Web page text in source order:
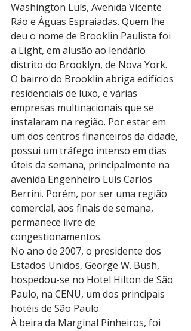
Washington Luís, Avenida Vicente
Ráo e Águas Espraiadas. Quem lhe
deu o nome de Brooklin Paulista foi
a Light, em alusão ao lendário
distrito do Brooklyn, de Nova York.
O bairro do Brooklin abriga edifícios
residenciais de luxo, e várias
empresas multinacionais que se
instalaram na região. Por estar em
um dos centros financeiros da cidade,
possui um tráfego intenso em dias
úteis da semana, principalmente na
avenida Engenheiro Luís Carlos
Berrini. Porém, por ser uma região
comercial, aos finais de semana,
permanece livre de
congestionamentos.
No ano de 2007, o presidente dos
Estados Unidos, George W. Bush,
hospedou-se no Hotel Hilton de São
Paulo, na CENU, um dos principais
hotéis de São Paulo.
À beira da Marginal Pinheiros, foi